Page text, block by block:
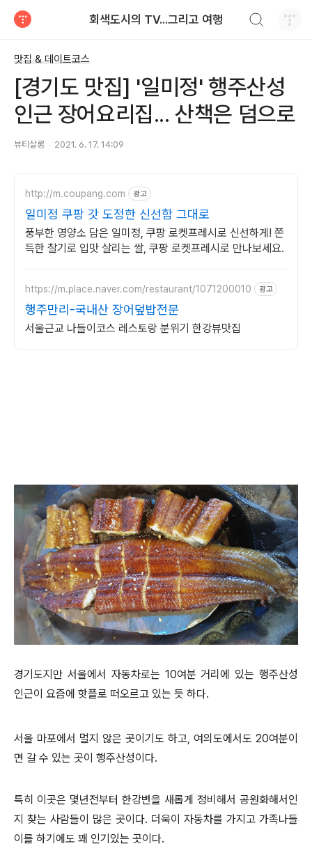
회색도시의 TV...그리고 여행
맛집 & 데이트코스
[경기도 맛집] '일미정' 행주산성
인근 장어요리집... 산책은 덤으로
뷰티살롱 2021. 6. 17. 14:09
http://m.coupang.com 광고
일미정 쿠팡 갓 도정한 신선함 그대로
풍부한 영양소 담은 일미정, 쿠팡 로켓프레시로 신선하게! 쫀
득한 찰기로 입맛 살리는 쌀, 쿠팡 로켓프레시로 만나보세요.
https://m.place.naver.com/restaurant/1071200010 광고
행주만리-국내산 장어덮밥전문
서울근교 나들이코스 레스토랑 분위기 한강뷰맛집
경기도지만 서울에서 자동차로는 10여분 거리에 있는 행주산성
인근이 요즘에 핫플로 떠오르고 있는 듯 하다.
서울 마포에서 멀지 않은 곳이기도 하고, 여의도에서도 20여분이
면 갈 수 있는 곳이 행주산성이다.
특히 이곳은 몇년전부터 한강변을 새롭게 정비해서 공원화해서인
지 찾는 사람들이 많은 곳이다. 더욱이 자동차를 가지고 가족나들
이를 하기에도 꽤 인기있는 곳이다.